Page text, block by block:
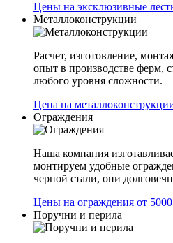
Цены на эксклюзивные
Металлоконструкции
Расчет, изготовление,
опыт в производстве ферм,
любого уровня сложности.
Цена на
Ограждения
Наша компания
монтируем удобные
черной стали, они
Цены на ограждения от
Поручни и перила